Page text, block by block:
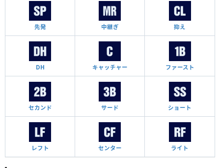
先発 中継ぎ 抑え
DH キャッチャー ファースト
セカンド サード ショート
レフト センター ライト